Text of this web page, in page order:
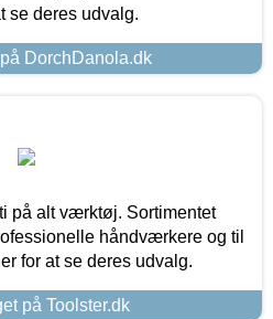
se deres udvalg.
DorchDanola.dk
på alt værktøj. Sortimentet
håndværkere og til
for at se deres udvalg.
på Toolster.dk